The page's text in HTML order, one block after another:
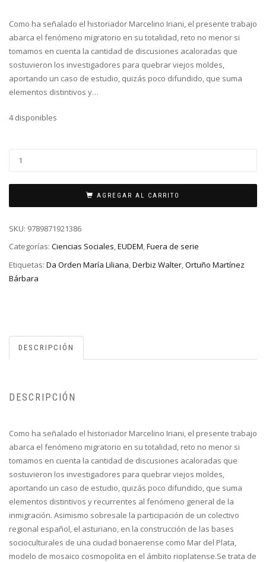
Como ha señalado el historiador Marcelino Iriani, el presente trabajo
abarca el fenómeno migratorio en su totalidad, reto no menor si
tomamos en cuenta la cantidad de discusiones acaloradas que
sostuvieron los investigadores para quebrar viejos moldes,
aportando un caso de estudio, quizás poco difundido, que suma
elementos distintivos y…
4 disponibles
AGREGAR AL CARRITO
SKU: 9789871921386
Categorías: Ciencias Sociales,EUDEM,Fuera de serie
Etiquetas: Da Orden María Liliana,Derbiz Walter,Ortuño Martínez
Bárbara
DESCRIPCIÓN
DESCRIPCIÓN
Como ha señalado el historiador Marcelino Iriani, el presente trabajo
abarca el fenómeno migratorio en su totalidad, reto no menor si
tomamos en cuenta la cantidad de discusiones acaloradas que
sostuvieron los investigadores para quebrar viejos moldes,
aportando un caso de estudio, quizás poco difundido, que suma
elementos distintivos y recurrentes al fenómeno general de la
inmigración. Asimismo sobresale la participación de un colectivo
regional español, el asturiano, en la construcción de las bases
socioculturales de una ciudad bonaerense como Mar del Plata,
modelo de mosaico cosmopolita en el ámbito rioplatense.Se trata de